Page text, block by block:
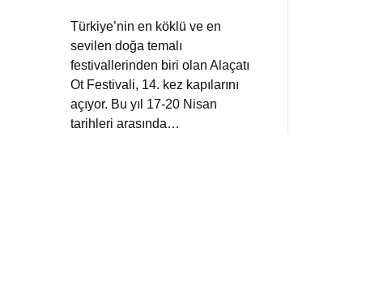
Türkiye’nin en köklü ve en
sevilen doğa temalı
festivallerinden biri olan Alaçatı
Ot Festivali, 14. kez kapılarını
açıyor. Bu yıl 17-20 Nisan
tarihleri arasında…